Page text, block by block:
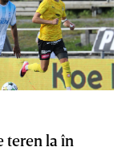
teren la în